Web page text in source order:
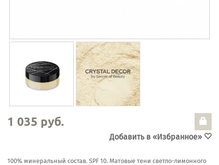
1 035 руб.
Добавить в «Избранное»
100% минеральный состав. SPF 10. Матовые тени светло-лимонного